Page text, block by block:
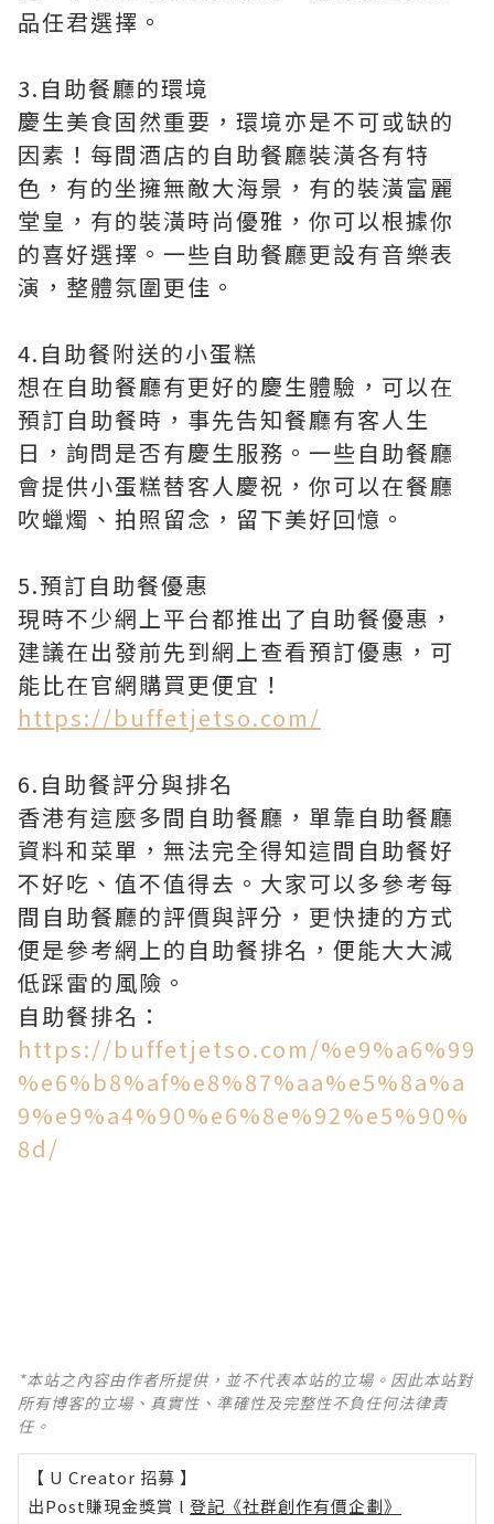
品任君選擇。
3.自助餐廳的環境
慶生美食固然重要，環境亦是不可或缺的
因素！每間酒店的自助餐廳裝潢各有特
色，有的坐擁無敵大海景，有的裝潢富麗
堂皇，有的裝潢時尚優雅，你可以根據你
的喜好選擇。一些自助餐廳更設有音樂表
演，整體氛圍更佳。
4.自助餐附送的小蛋糕
想在自助餐廳有更好的慶生體驗，可以在
預訂自助餐時，事先告知餐廳有客人生
日，詢問是否有慶生服務。一些自助餐廳
會提供小蛋糕替客人慶祝，你可以在餐廳
吹蠟燭、拍照留念，留下美好回憶。
5.預訂自助餐優惠
現時不少網上平台都推出了自助餐優惠，
建議在出發前先到網上查看預訂優惠，可
能比在官網購買更便宜！
https://buffetjetso.com/
6.自助餐評分與排名
香港有這麼多間自助餐廳，單靠自助餐廳
資料和菜單，無法完全得知這間自助餐好
不好吃、值不值得去。大家可以多參考每
間自助餐廳的評價與評分，更快捷的方式
便是參考網上的自助餐排名，便能大大減
低踩雷的風險。
自助餐排名：
https://buffetjetso.com/%e9%a6%99
%e6%b8%af%e8%87%aa%e5%8a%a
9%e9%a4%90%e6%8e%92%e5%90%
8d/
*本站之內容由作者所提供，並不代表本站的立場。因此本站對
所有博客的立場、真實性、準確性及完整性不負任何法律責
任。
【 U Creator 招募 】
出Post賺現金獎賞 l 登記《社群創作有價企劃》